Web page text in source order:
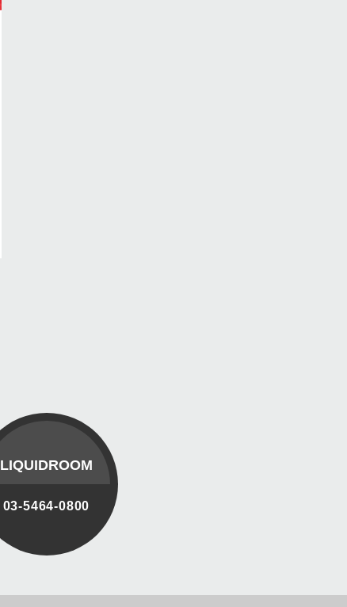
LIQUIDROOM
03-5464-0800